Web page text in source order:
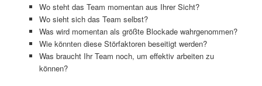
Wo steht das Team momentan aus Ihrer Sicht?
Wo sieht sich das Team selbst?
Was wird momentan als größte Blockade wahrgenommen?
Wie könnten diese Störfaktoren beseitigt werden?
Was braucht Ihr Team noch, um effektiv arbeiten zu
können?